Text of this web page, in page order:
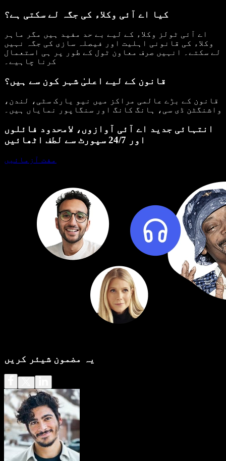
کیا اے آئی وکلاء کی جگہ لے سکتی ہے؟
اے آئی ٹولز وکلاء کے لیے بے حد مفید ہیں مگر ماہر
وکلاء کی قانونی اہلیت اور فیصلہ سازی کی جگہ نہیں
لے سکتے۔ انہیں صرف معاون ٹول کے طور پر ہی استعمال
کرنا چاہیے۔
قانون کے لیے اعلیٰ شہر کون سے ہیں؟
قانون کے بڑے عالمی مراکز میں نیو یارک سٹی، لندن،
واشنگٹن ڈی سی، ہانگ کانگ اور سنگاپور نمایاں ہیں۔
انتہائی جدید اے آئی آوازوں، لامحدود فائلوں
اور 24/7 سپورٹ سے لطف اٹھائیں
مفت آزمائیں
یہ مضمون شیئر کریں